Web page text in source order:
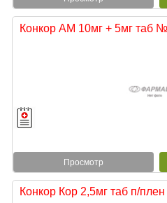
Конкор АМ 10мг + 5мг таб
Просмотр
Конкор Кор 2,5мг таб п/